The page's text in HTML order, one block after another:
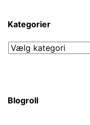
Kategorier
Kategorier
Blogroll